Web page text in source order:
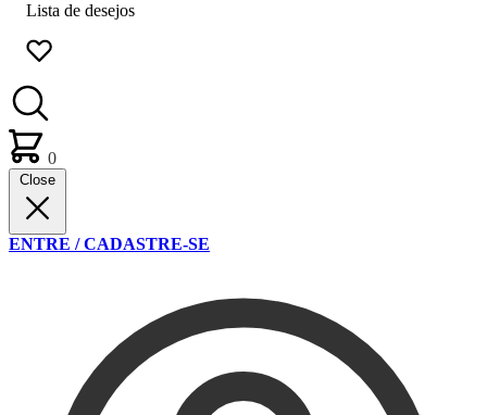
Lista de desejos
0
Close
ENTRE / CADASTRE-SE